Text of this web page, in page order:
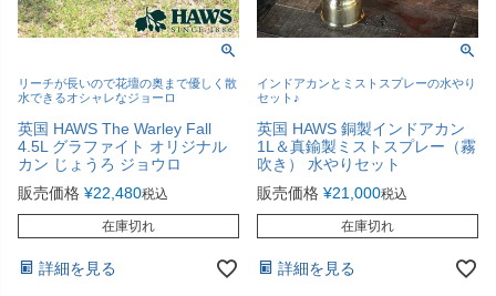
リーチが長いので花壇の奥まで優しく散
水できるオシャレなジョーロ
英国 HAWS The Warley Fall
4.5L グラファイト オリジナル
カン じょうろ ジョウロ
販売価格 ¥22,480税込
在庫切れ
詳細を見る
インドアカンとミストスプレーの水やり
セット♪
英国 HAWS 銅製インドアカン
1L＆真鍮製ミストスプレー（霧
吹き） 水やりセット
販売価格 ¥21,000税込
在庫切れ
詳細を見る